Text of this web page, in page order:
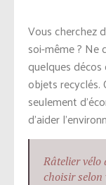
Vous cherchez
soi-même ? Ne
quelques
objets
seulement
d’aider
Râtelier
choisir selon